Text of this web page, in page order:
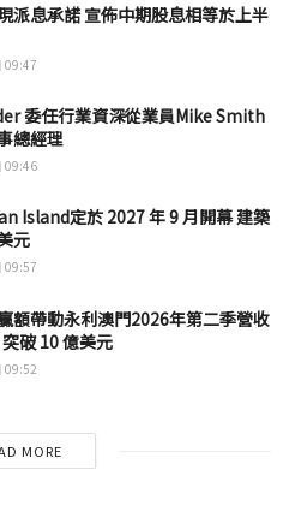
派息承諾 宣佈中期股息相等於上半
09:47
委任行業資深從業員Mike Smith
總經理
09:46
Island定於 2027 年 9 月開幕 建築
元
09:57
額帶動永利澳門2026年第二季營收
破 10 億美元
09:52
MORE